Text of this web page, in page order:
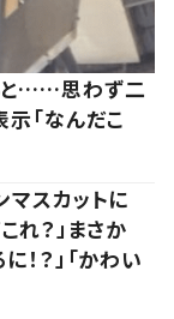
と……思わず二
「なんだこ
マスカットに
れ？」まさか
！？」「かわい